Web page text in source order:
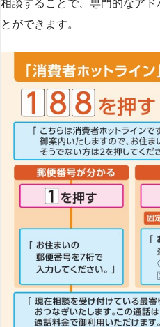
相談することで、専門的なア
とができます​​。